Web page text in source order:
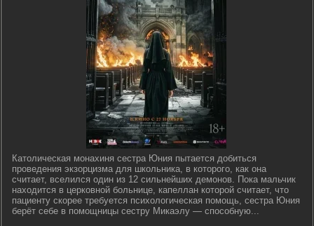
Католическая монахиня сестра Юния пытается добиться
проведения экзорцизма для школьника, в которого, как она
считает, вселился один из 12 сильнейших демонов. Пока мальчик
находится в церковной больнице, капеллан которой считает, что
пациенту скорее требуется психологическая помощь, сестра Юния
берёт себе в помощницы сестру Микаэлу — способную...